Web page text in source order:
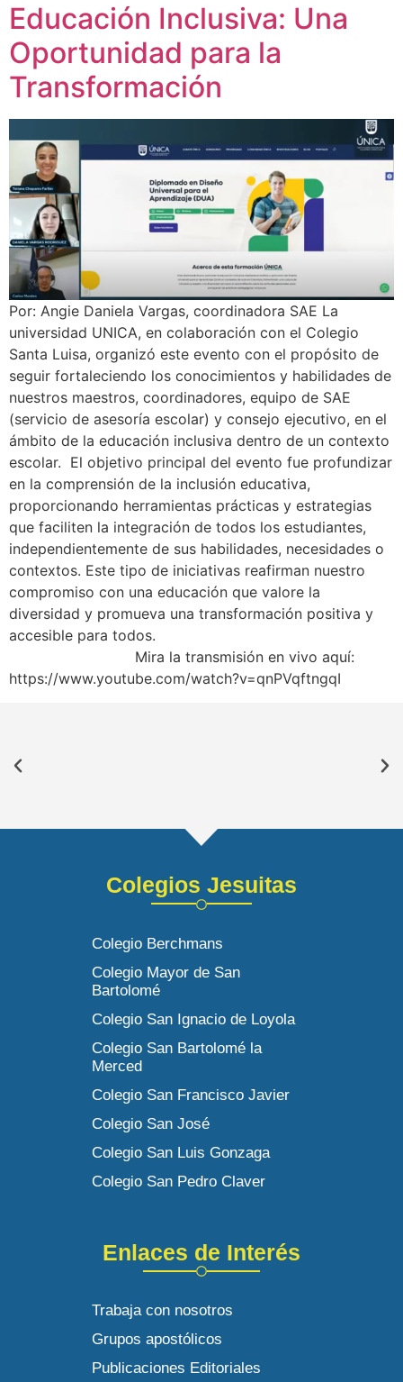
Educación Inclusiva: Una
Oportunidad para la
Transformación
Por: Angie Daniela Vargas, coordinadora SAE La
universidad UNICA, en colaboración con el Colegio
Santa Luisa, organizó este evento con el propósito de
seguir fortaleciendo los conocimientos y habilidades de
nuestros maestros, coordinadores, equipo de SAE
(servicio de asesoría escolar) y consejo ejecutivo, en el
ámbito de la educación inclusiva dentro de un contexto
escolar. El objetivo principal del evento fue profundizar
en la comprensión de la inclusión educativa,
proporcionando herramientas prácticas y estrategias
que faciliten la integración de todos los estudiantes,
independientemente de sus habilidades, necesidades o
contextos. Este tipo de iniciativas reafirman nuestro
compromiso con una educación que valore la
diversidad y promueva una transformación positiva y
accesible para todos.
Mira la transmisión en vivo aquí:
https://www.youtube.com/watch?v=qnPVqftngqI
Colegios Jesuitas
Colegio Berchmans
Colegio Mayor de San
Bartolomé
Colegio San Ignacio de Loyola
Colegio San Bartolomé la
Merced
Colegio San Francisco Javier
Colegio San José
Colegio San Luis Gonzaga
Colegio San Pedro Claver
Enlaces de Interés
Trabaja con nosotros
Grupos apostólicos
Publicaciones Editoriales